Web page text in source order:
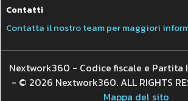
Contatti
Contatta il nostro team per maggiori
Nextwork360 - Codice fiscale e Partita
- © 2026 Nextwork360. ALL RIGHTS
Mappa del sito